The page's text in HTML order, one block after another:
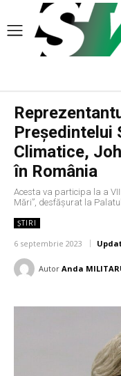
Președintelui
Climatice,
în România
Acesta va participa la a
Mări”, desfășurat la Palatul
ȘTIRI
6 septembrie 2023
Autor Anda